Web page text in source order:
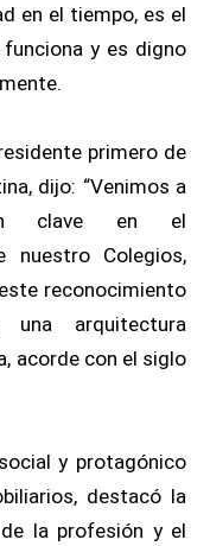
en el tiempo, es el
y es digno
primero de
dijo: “Venimos a
clave en el
nuestro Colegios,
reconocimiento
una arquitectura
acorde con el siglo
y protagónico
destacó la
la profesión y el